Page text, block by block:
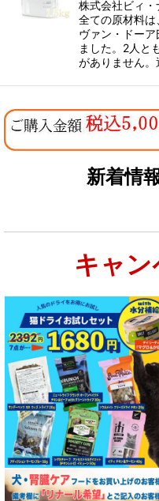
株式会社ビィ
全ての原材料は
ヴァン・ドー
ました。2人と
がありません
新着情
キャ